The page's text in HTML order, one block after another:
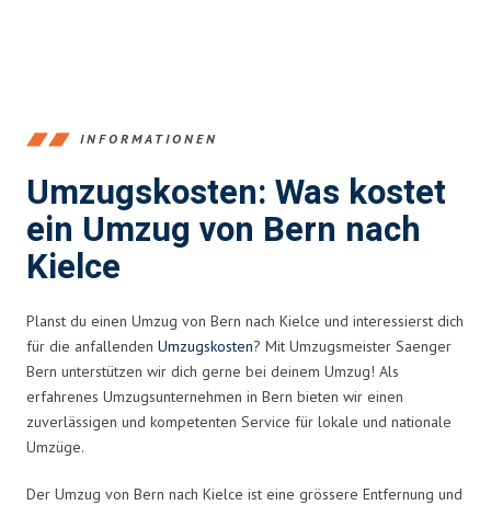
INFORMATIONEN
Umzugskosten: Was kostet
ein Umzug von Bern nach
Kielce
Planst du einen Umzug von Bern nach Kielce und interessierst dich
für die anfallenden Umzugskosten? Mit Umzugsmeister Saenger
Bern unterstützen wir dich gerne bei deinem Umzug! Als
erfahrenes Umzugsunternehmen in Bern bieten wir einen
zuverlässigen und kompetenten Service für lokale und nationale
Umzüge.
Der Umzug von Bern nach Kielce ist eine grössere Entfernung und